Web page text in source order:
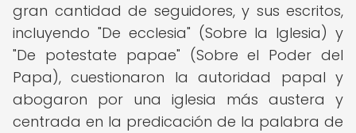
gran cantidad de seguidores, y sus escritos,
incluyendo "De ecclesia" (Sobre la Iglesia) y
"De potestate papae" (Sobre el Poder del
Papa), cuestionaron la autoridad papal y
abogaron por una iglesia más austera y
centrada en la predicación de la palabra de